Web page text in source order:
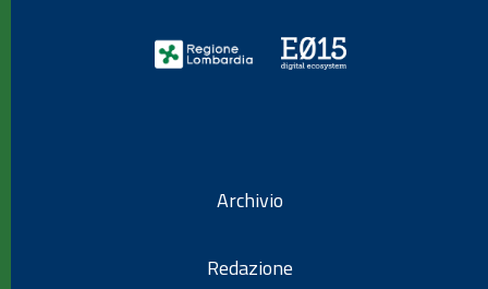
Archivio
Redazione